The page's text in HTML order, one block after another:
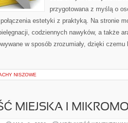
przygotowana z myślą o
estetyki z praktyką. Na stronie
codziennych nawyków, a także
w sposób zrozumiały, dzięki
NISZOWE
MIEJSKA I